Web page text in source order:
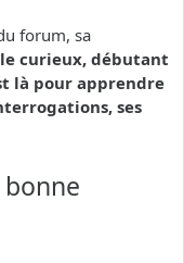
forum, sa
curieux, débutant
là pour apprendre
ses